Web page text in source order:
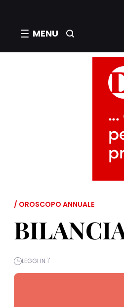
MENU
/ OROSCOPO ANNUALE
LEGGI IN 1'